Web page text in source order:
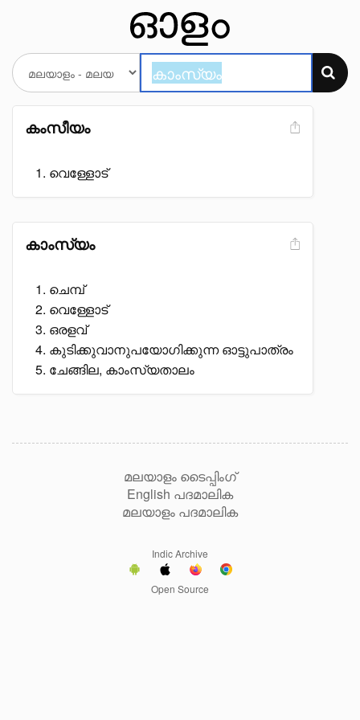
കംസീയം
വെള്ളോട്
കാംസ്യം
ചെമ്പ്
വെള്ളോട്
ഒരളവ്
കുടിക്കുവാനുപയോഗിക്കുന്ന ഓട്ടുപാത്രം
ചേങ്ങില, കാംസ്യതാലം
മലയാളം ടൈപ്പിംഗ്
English പദമാലിക
മലയാളം പദമാലിക
Indic Archive
Open Source